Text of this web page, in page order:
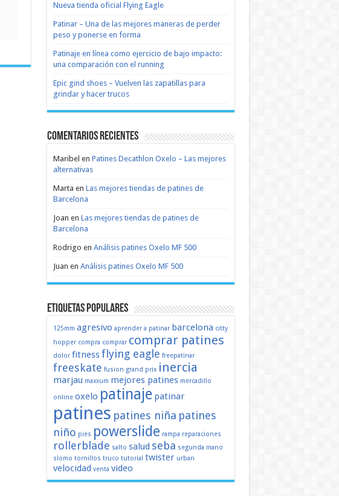
Nueva tienda oficial Flying Eagle
Patinar – Una de las mejores maneras de perder
peso y ponerse en forma
Patinaje en línea como ejercicio de bajo impacto:
una comparación con el running
Epic gind shoes – Vuelven las zapatillas para
grindar y hacer trucos
Comentarios recientes
Maribel en Patines Decathlon Oxelo – Las mejores
alternativas
Marta en Las mejores tiendas de patines de
Barcelona
Joan en Las mejores tiendas de patines de
Barcelona
Rodrigo en Análisis patines Oxelo MF 500
Juan en Análisis patines Oxelo MF 500
Etiquetas populares
125mm agresivo aprender a patinar barcelona citty
hopper compra comprar comprar patines
dolor fitnessflying eagle freepatinar
freeskate fusion grand prix inercia
marjau maxxum mejores patines mercadillo
online oxelo patinaje patinar
patines patines niña patines
niño pies powerslide rampa reparaciones
rollerblade salto salud seba segunda mano
slomo tornillos truco tutorial twister urban
velocidad venta video